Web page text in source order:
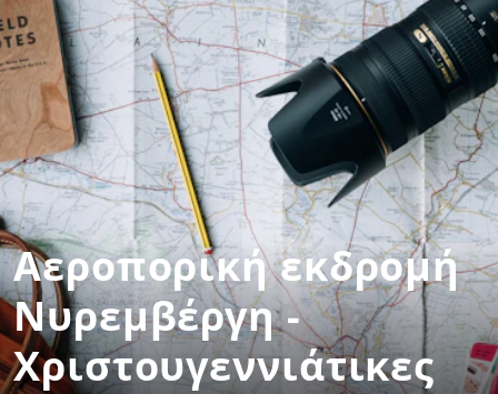
Αεροπορική εκδρομή
Νυρεμβέργη -
Χριστουγεννιάτικες